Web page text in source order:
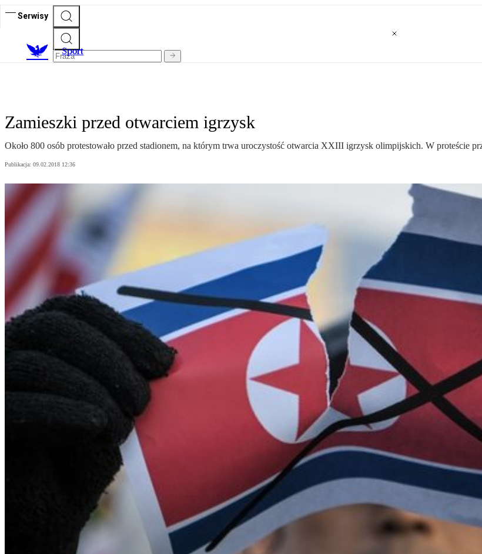
Serwisy
Sport
Zamieszki przed otwarciem igrzysk
Około 800 osób protestowało przed stadionem, na którym trwa uroczystość otwarcia XXIII igrzysk olimpijskich. W proteście
Publikacja: 09.02.2018 12:36